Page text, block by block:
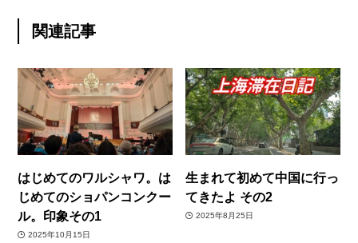
関連記事
はじめてのワルシャワ。は
じめてのショパンコンクー
ル。印象その1
2025年10月15日
生まれて初めて中国に行っ
てきたよ その2
2025年8月25日